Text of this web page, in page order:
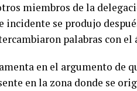
miembros de la
incidente se produjo
palabras con el
en el argumento
en la zona donde se